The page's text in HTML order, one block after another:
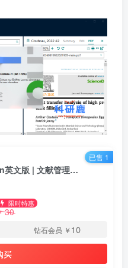
EndNote 21 破解版安装包 | Win英文版 | 文献管理软件 | 下载及安装教程
限时特惠
30
钻石会员 ￥ 10
买
已售 1